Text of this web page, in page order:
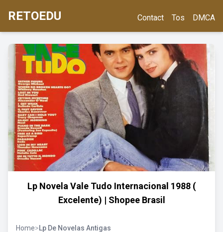
RETOEDU Contact Tos DMCA
Lp Novela Vale Tudo Internacional 1988 (
Excelente) | Shopee Brasil
Home>Lp De Novelas Antigas